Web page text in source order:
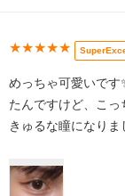
★★★★★
めっちゃ可愛いです
たんですけど、こ
きゅるな瞳になり